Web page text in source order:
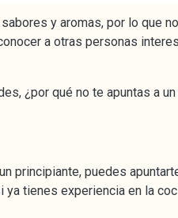
y aromas, por lo que
a otras personas
¿por qué no te apuntas a
principiante, puedes
tienes experiencia en la